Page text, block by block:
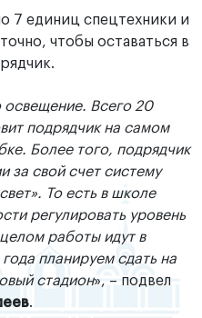
7 единиц спецтехники и
чтобы оставаться в
Всего 20
подрядчик на самом
Более того, подрядчик
за свой счет систему
То есть в школе
регулировать уровень
работы идут в
планируем сдать на
стадион», – подвел
.